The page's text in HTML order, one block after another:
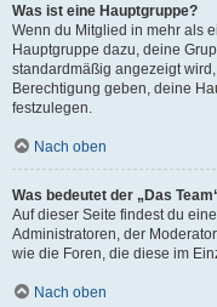
Was ist eine Hauptgruppe?
Wenn du Mitglied in mehr als
Hauptgruppe dazu, deine
standardmäßig angezeigt
Berechtigung geben, deine
festzulegen.
Nach oben
Was bedeutet der „Das
Auf dieser Seite findest du
Administratoren, der
wie die Foren, die diese im
Nach oben